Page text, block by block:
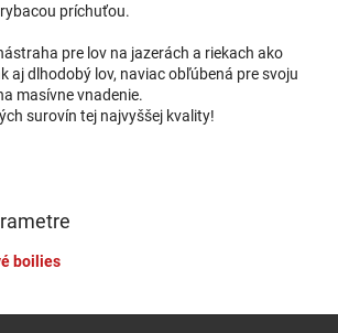
príchuťou.
pre lov na jazerách a riekach ako
aj dlhodobý lov, naviac obľúbená pre svoju
masívne vnadenie.
surovín tej najvyššej kvality!
boilies